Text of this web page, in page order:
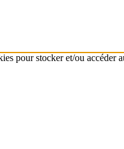
pour stocker et/ou